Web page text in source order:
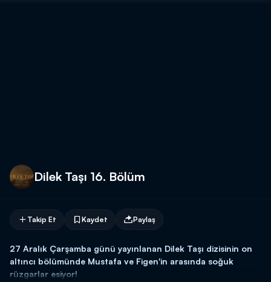
Dilek Taşı 16. Bölüm
Takip Et Kaydet Paylaş
27 Aralık Çarşamba günü yayınlanan Dilek Taşı dizisinin on
altıncı bölümünde Mustafa ve Figen'in arasında soğuk
rüzgarlar esiyor!